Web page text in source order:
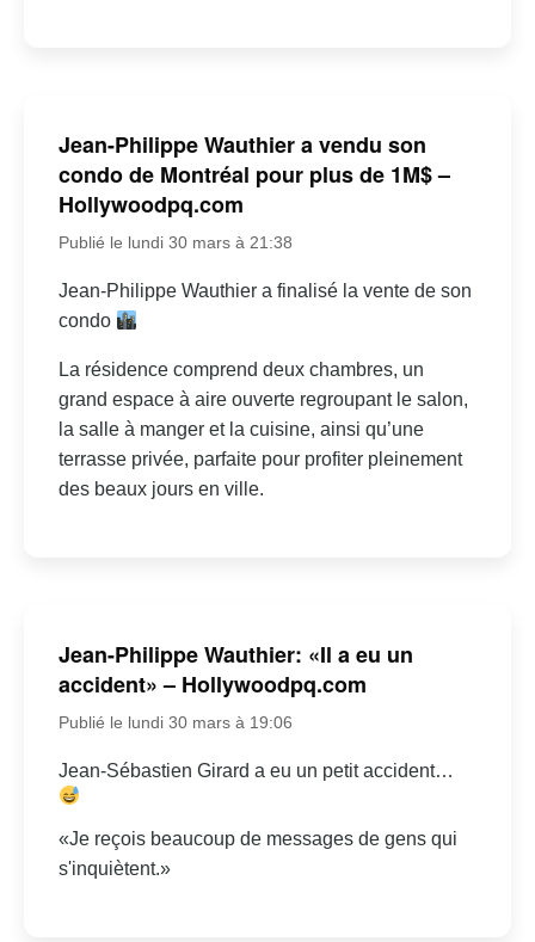
Jean-Philippe Wauthier a vendu son
condo de Montréal pour plus de 1M$ –
Hollywoodpq.com
Publié le lundi 30 mars à 21:38
Jean-Philippe Wauthier a finalisé la vente de son
condo
La résidence comprend deux chambres, un
grand espace à aire ouverte regroupant le salon,
la salle à manger et la cuisine, ainsi qu’une
terrasse privée, parfaite pour profiter pleinement
des beaux jours en ville.
Jean-Philippe Wauthier: «Il a eu un
accident» – Hollywoodpq.com
Publié le lundi 30 mars à 19:06
Jean-Sébastien Girard a eu un petit accident…
«Je reçois beaucoup de messages de gens qui
s'inquiètent.»